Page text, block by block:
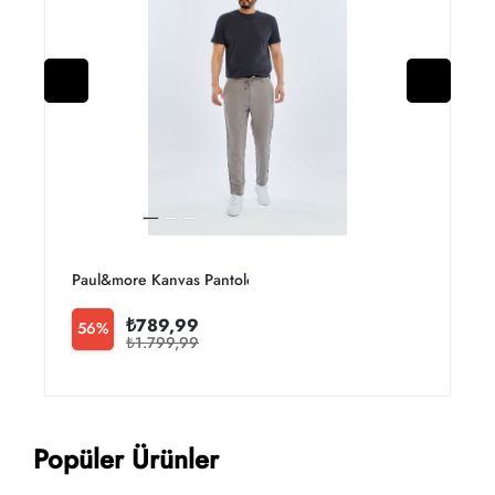
Paul&more Kanvas Pantolon Diamond Erkek
56% ₺789,99
₺1.799,99
Popüler Ürünler